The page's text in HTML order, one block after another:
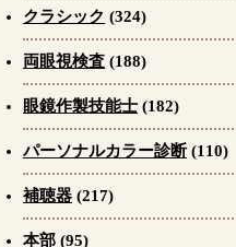
クラシック (324)
両眼視検査 (188)
眼鏡作製技能士 (182)
パーソナルカラー診断(110)
補聴器 (217)
本部 (95)